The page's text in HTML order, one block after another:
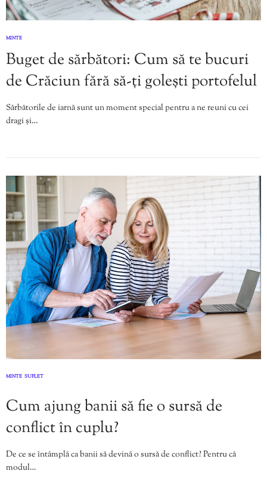
MINTE
Buget de sărbători: Cum să te bucuri
de Crăciun fără să-ți golești portofelul
Sărbătorile de iarnă sunt un moment special pentru a ne reuni cu cei
dragi și…
MINTE SUFLET
Cum ajung banii să fie o sursă de
conflict în cuplu?
De ce se întâmplă ca banii să devină o sursă de conflict? Pentru că
modul…